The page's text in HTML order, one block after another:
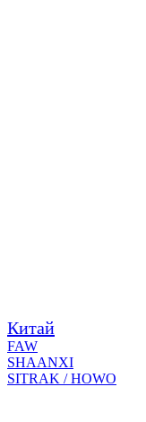
Китай
FAW
SHAANXI
SITRAK / HOWO